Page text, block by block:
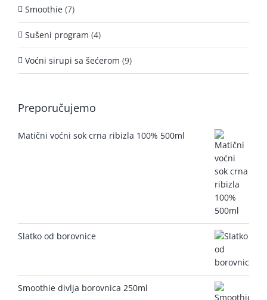
Smoothie (7)
Sušeni program (4)
Voćni sirupi sa šećerom (9)
Preporučujemo
Matični voćni sok crna ribizla 100% 500ml
Slatko od borovnice
Smoothie divlja borovnica 250ml